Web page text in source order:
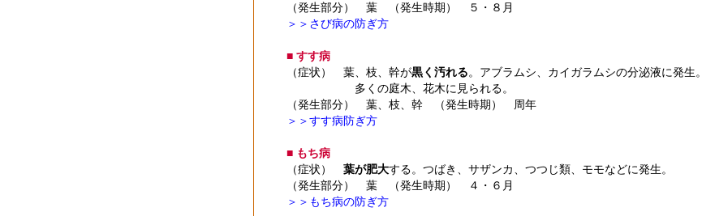
（発生部分） 葉 （発生時期） ５・８月
＞＞さび病の防ぎ方
■ すす病
（症状） 葉、枝、幹が黒く汚れる。アブラムシ、カイガラムシの分泌液に発生。
多くの庭木、花木に見られる。
（発生部分） 葉、枝、幹 （発生時期） 周年
＞＞すす病防ぎ方
■ もち病
（症状） 葉が肥大する。つばき、サザンカ、つつじ類、モモなどに発生。
（発生部分） 葉 （発生時期） ４・６月
＞＞もち病の防ぎ方